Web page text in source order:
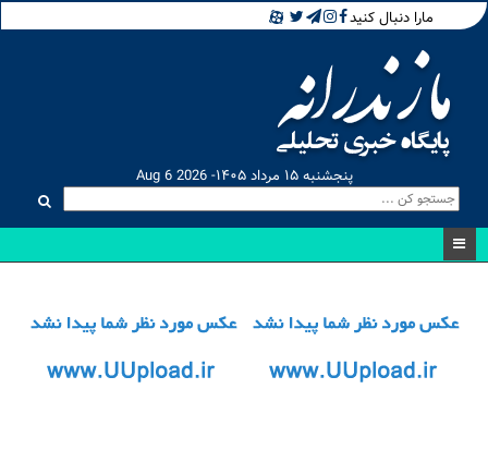
مارا دنبال کنید
پنجشنبه ۱۵ مرداد ۱۴۰۵- Aug 6 2026